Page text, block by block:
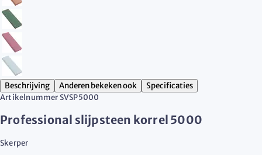
Beschrijving Anderen bekeken ook
Specificaties
ArtikelnummerSVSP5000
Professional slijpsteen korrel 5000
Skerper